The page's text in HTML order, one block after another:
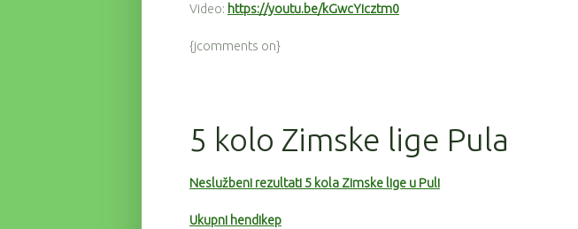
Video: https://youtu.be/kGwcYicztm0
{jcomments on}
5 kolo Zimske lige Pula
Neslužbeni rezultati 5 kola Zimske lige u Puli
Ukupni hendikep